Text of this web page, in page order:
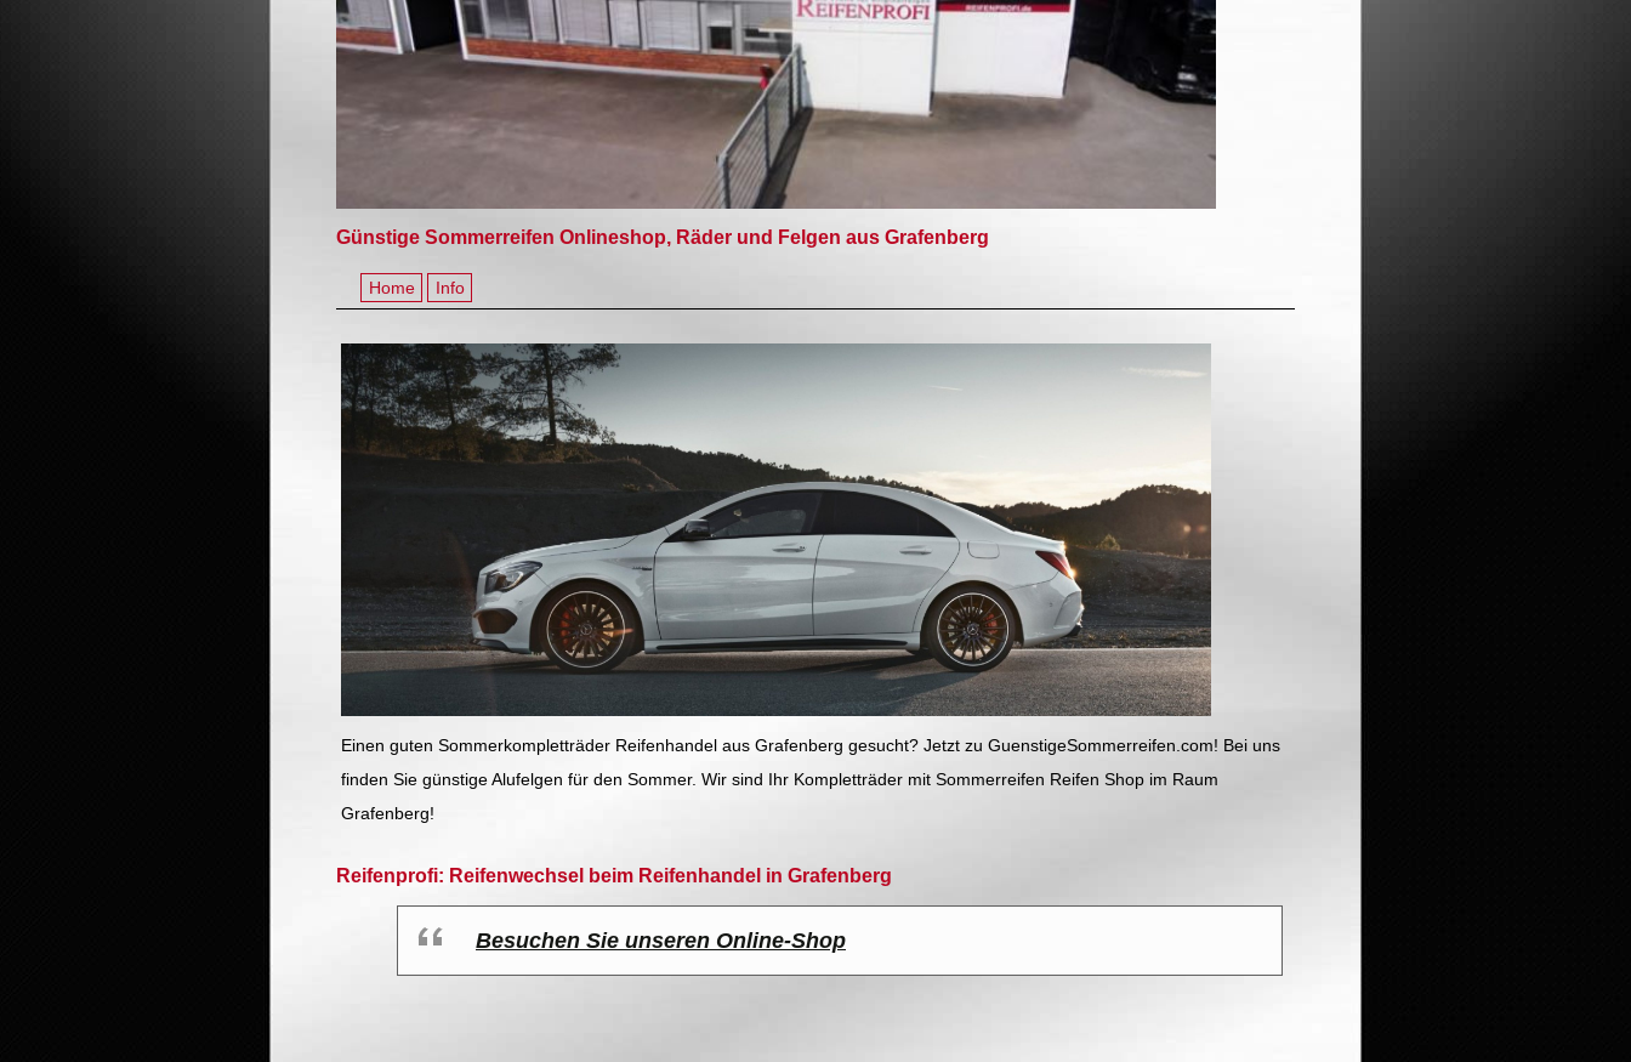
Günstige Sommerreifen Onlineshop, Räder und Felgen aus Grafenberg
Home Info
Einen guten Sommerkompletträder Reifenhandel aus Grafenberg gesucht? Jetzt zu GuenstigeSommerreifen.com! Bei uns
finden Sie günstige Alufelgen für den Sommer. Wir sind Ihr Kompletträder mit Sommerreifen Reifen Shop im Raum
Grafenberg!
Reifenprofi: Reifenwechsel beim Reifenhandel in Grafenberg
Besuchen Sie unseren Online-Shop